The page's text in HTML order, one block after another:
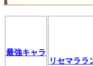
最強キャラ
リセマララ